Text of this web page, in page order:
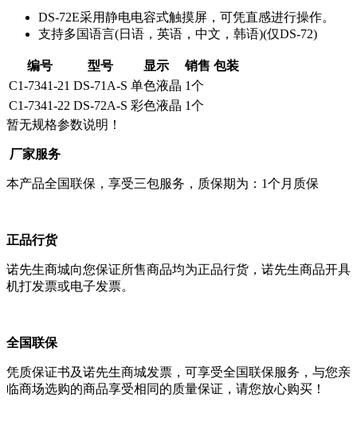
DS-72E采用静电电容式触摸屏，可凭直感进行操作。
支持多国语言(日语，英语，中文，韩语)(仅DS-72)
编号 型号 显示
销售 包装
C1-7341-21 DS-71A-S 单色液晶 1个
C1-7341-22 DS-72A-S 彩色液晶 1个
暂无规格参数说明！
厂家服务
本产品全国联保，享受三包服务，质保期为：1个月质保
正品行货
诺先生商城向您保证所售商品均为正品行货，诺先生商品开具
机打发票或电子发票。
全国联保
凭质保证书及诺先生商城发票，可享受全国联保服务，与您亲
临商场选购的商品享受相同的质量保证，请您放心购买！